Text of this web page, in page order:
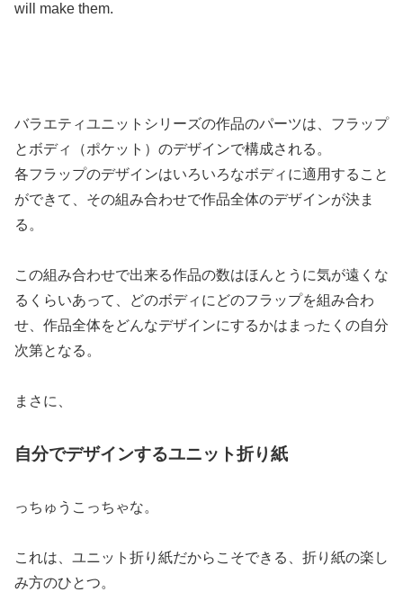
will make them.
バラエティユニットシリーズの作品のパーツは、フラップ
とボディ（ポケット）のデザインで構成される。
各フラップのデザインはいろいろなボディに適用すること
ができて、その組み合わせで作品全体のデザインが決ま
る。
この組み合わせで出来る作品の数はほんとうに気が遠くな
るくらいあって、どのボディにどのフラップを組み合わ
せ、作品全体をどんなデザインにするかはまったくの自分
次第となる。
まさに、
自分でデザインするユニット折り紙
っちゅうこっちゃな。
これは、ユニット折り紙だからこそできる、折り紙の楽し
み方のひとつ。